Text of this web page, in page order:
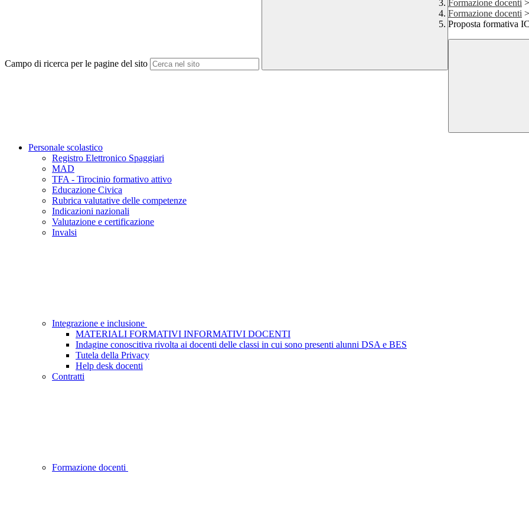
Campo di ricerca per le pagine del sito
Formazione docenti >
Formazione docenti >
Proposta formativa
Personale scolastico
Registro Elettronico Spaggiari
MAD
TFA - Tirocinio formativo attivo
Educazione Civica
Rubrica valutative delle competenze
Indicazioni nazionali
Valutazione e certificazione
Invalsi
Integrazione e inclusione
MATERIALI FORMATIVI INFORMATIVI DOCENTI
Indagine conoscitiva rivolta ai docenti delle classi in cui sono presenti alunni DSA e BES
Tutela della Privacy
Help desk docenti
Contratti
Formazione docenti